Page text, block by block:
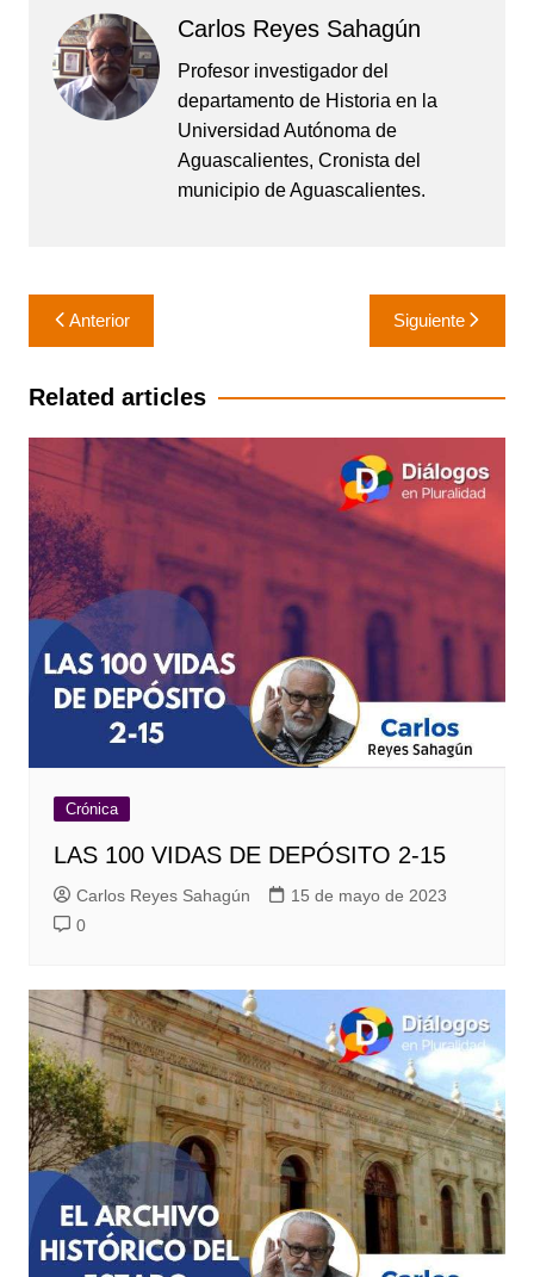
Carlos Reyes Sahagún
Profesor investigador del
departamento de Historia en la
Universidad Autónoma de
Aguascalientes, Cronista del
municipio de Aguascalientes.
Navegación
de
entradas
Anterior Siguiente
Related articles
Crónica
LAS 100 VIDAS DE DEPÓSITO 2-15
Carlos Reyes Sahagún
15 de mayo de 2023
0